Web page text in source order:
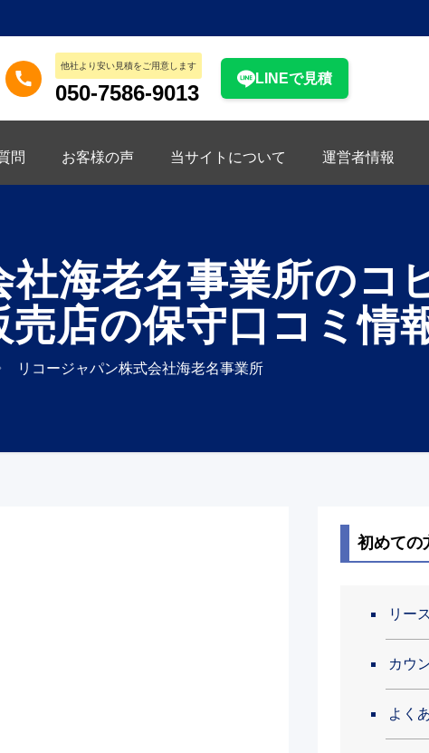
他社より安い見積をご用意します
050-7586-9013
LINEで見積
問 お客様の声 当サイトについて 運営者情報
海老名事業所のコ
店の保守口コミ情
リコージャパン株式会社海老名事業所
初めての
リー
カウ
よく